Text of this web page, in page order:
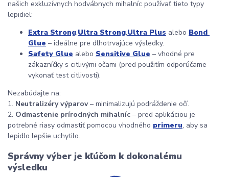
našich exkluzívnych hodvábnych mihalníc používať tieto typy
lepidiel:
Extra Strong,Ultra Strong,Ultra Plus alebo Bond
Glue – ideálne pre dlhotrvajúce výsledky.
Safety Glue alebo Sensitive Glue – vhodné pre
zákazníčky s citlivými očami (pred použitím odporúčame
vykonať test citlivosti).
Nezabúdajte na:
1. Neutralizéry výparov – minimalizujú podráždenie očí.
2. Odmastenie prírodných mihalníc – pred aplikáciou je
potrebné riasy odmastiť pomocou vhodného primeru, aby sa
lepidlo lepšie uchytilo.
Správny výber je kľúčom k dokonalému
výsledku